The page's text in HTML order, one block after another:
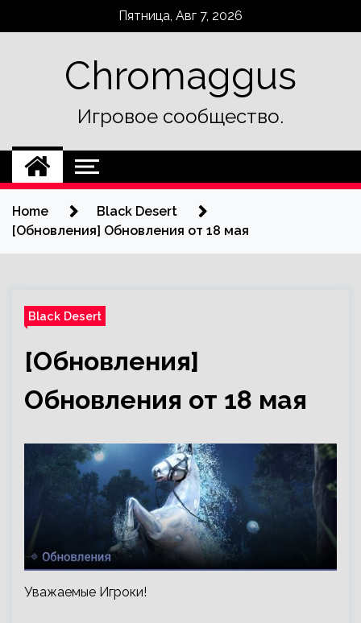
Пятница, Авг 7, 2026
Chromaggus
Игровое сообщество.
Home
Black Desert
[Обновления] Обновления от 18 мая
Black Desert
[Обновления]
Обновления от 18 мая
Уважаемые Игроки!